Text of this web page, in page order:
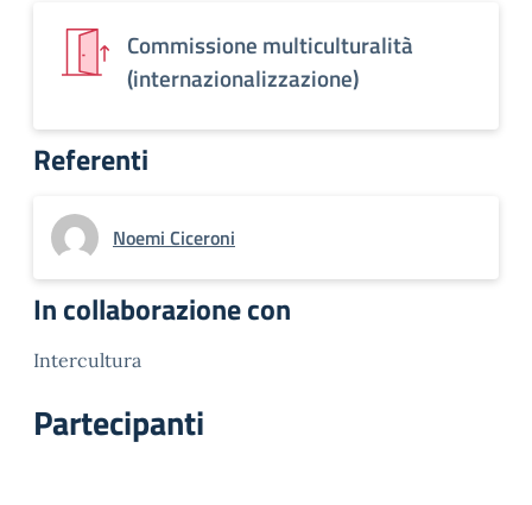
Commissione multiculturalità
(internazionalizzazione)
Referenti
Noemi Ciceroni
In collaborazione con
Intercultura
Partecipanti